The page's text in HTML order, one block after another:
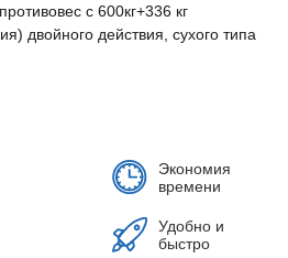
с 600кг+336 кг
двойного действия, сухого типа
Экономия
времени
Удобно и
быстро